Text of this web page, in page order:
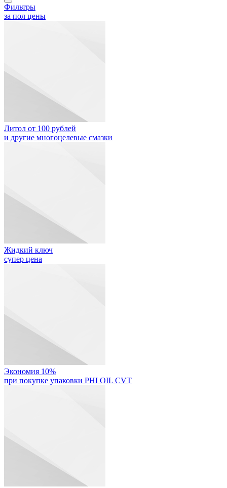
Фильтры
за пол цены
Литол от 100 рублей
и другие многоцелевые смазки
Жидкий ключ
супер цена
Экономия 10%
при покупке упаковки PHI OIL CVT